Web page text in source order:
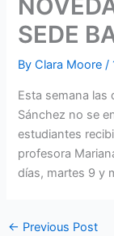
SEDE
ByClara Moore/
Esta semana las
Sánchez no se
estudiantes
profesora
días, martes 9 y
← Previous Post